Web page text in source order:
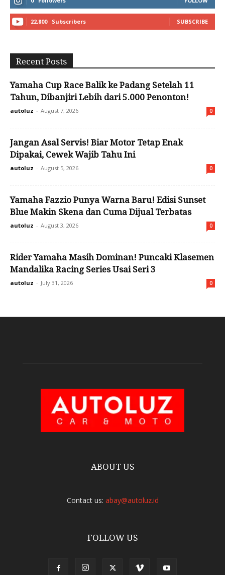
22,800 Subscribers SUBSCRIBE
Recent Posts
Yamaha Cup Race Balik ke Padang Setelah 11
Tahun, Dibanjiri Lebih dari 5.000 Penonton!
autoluz - August 7, 2026 0
Jangan Asal Servis! Biar Motor Tetap Enak
Dipakai, Cewek Wajib Tahu Ini
autoluz - August 5, 2026 0
Yamaha Fazzio Punya Warna Baru! Edisi Sunset
Blue Makin Skena dan Cuma Dijual Terbatas
autoluz - August 3, 2026 0
Rider Yamaha Masih Dominan! Puncaki Klasemen
Mandalika Racing Series Usai Seri 3
autoluz - July 31, 2026 0
ABOUT US
Contact us: abay@autoluz.id
FOLLOW US